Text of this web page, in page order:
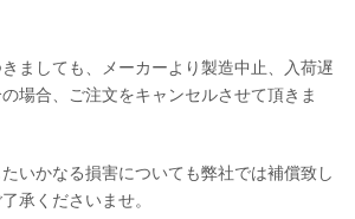
ましても、メーカーより製造中止、入荷遅
場合、ご注文をキャンセルさせて頂きま
いかなる損害についても弊社では補償致し
承くださいませ。